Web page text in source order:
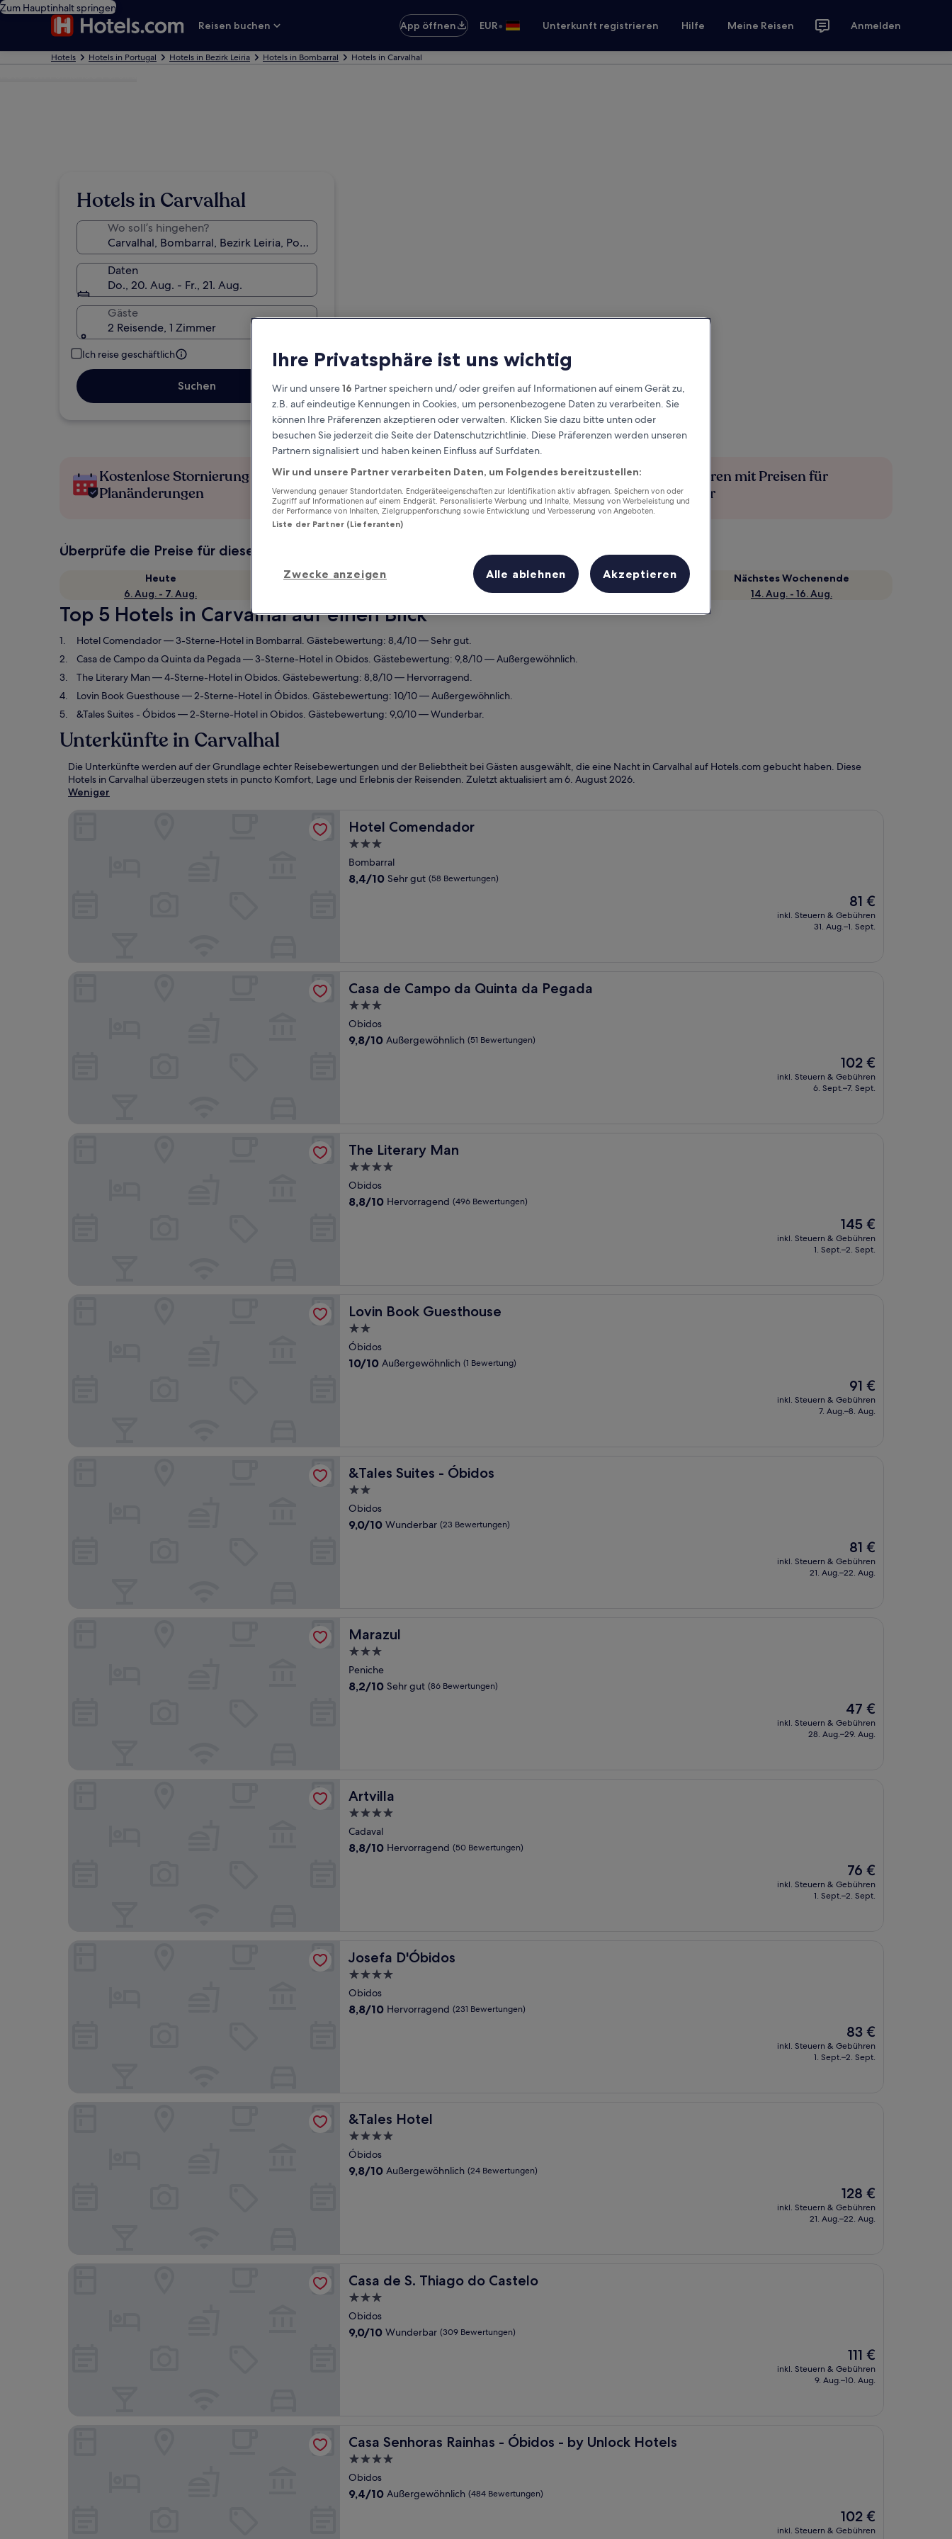
Zum Hauptinhalt springen
Reisen buchen
App öffnen EUR• Unterkunft registrieren Hilfe Meine Reisen Anmelden
Hotels Hotels in Portugal Hotels in Bezirk Leiria Hotels in Bombarral Hotels in Carvalhal
Hotels in Carvalhal
Wo soll’s hingehen?
Daten
Do., 20. Aug. - Fr., 21. Aug.
Gäste
2 Reisende, 1 Zimmer
Ich reise geschäftlich
Suchen
Kostenlose Stornierung bei
Planänderungen
Verdiene Prämien für jede
wahrgenommene Übernachtung
Mehr sparen mit Preisen für
Mitglieder
Überprüfe die Preise für diese Daten
Heute
6. Aug. - 7. Aug.
Morgen
Dieses Wochenende
7. Aug. - 9. Aug.
Nächstes Wochenende
14. Aug. - 16. Aug.
Top 5 Hotels in Carvalhal auf einen Blick
Hotel Comendador— 3-Sterne-Hotel in Bombarral. Gästebewertung: 8,4/10 — Sehr gut.
Casa de Campo da Quinta da Pegada— 3-Sterne-Hotel in Obidos. Gästebewertung: 9,8/10 — Außergewöhnlich.
The Literary Man— 4-Sterne-Hotel in Obidos. Gästebewertung: 8,8/10 — Hervorragend.
Lovin Book Guesthouse— 2-Sterne-Hotel in Óbidos. Gästebewertung: 10/10 — Außergewöhnlich.
&Tales Suites - Óbidos— 2-Sterne-Hotel in Obidos. Gästebewertung: 9,0/10 — Wunderbar.
Unterkünfte in Carvalhal
Die Unterkünfte werden auf der Grundlage echter Reisebewertungen und der Beliebtheit bei Gästen ausgewählt, die eine Nacht in Carvalhal auf Hotels.com gebucht haben. Diese
Hotels in Carvalhal überzeugen stets in puncto Komfort, Lage und Erlebnis der Reisenden. Zuletzt aktualisiert am6. August 2026.
Weniger
Hotel Comendador
Hotel Comendador
3.0-
Sterne-
Unterkunft
Bombarral
8.4
8,4/10 Sehr gut (58 Bewertungen)
Der
Preis
beträgt
81 €
inkl. Steuern & Gebühren
31. Aug.–1. Sept.
Casa de Campo da Quinta da Pegada
Casa de Campo da Quinta da Pegada
3.0-
Sterne-
Unterkunft
Obidos
9.8
9,8/10 Außergewöhnlich (51 Bewertungen)
Der
Preis
beträgt
102 €
inkl. Steuern & Gebühren
6. Sept.–7. Sept.
The Literary Man
The Literary Man
4.0-
Sterne-
Unterkunft
Obidos
8.8
8,8/10 Hervorragend (496 Bewertungen)
Der
Preis
beträgt
145 €
inkl. Steuern & Gebühren
1. Sept.–2. Sept.
Lovin Book Guesthouse
Lovin Book Guesthouse
2.0-
Sterne-
Unterkunft
Óbidos
10.0
10/10 Außergewöhnlich (1 Bewertung)
Der
Preis
beträgt
91 €
inkl. Steuern & Gebühren
7. Aug.–8. Aug.
&Tales Suites - Óbidos
&Tales Suites - Óbidos
2.0-
Sterne-
Unterkunft
Obidos
9.0
9,0/10 Wunderbar (23 Bewertungen)
Der
Preis
beträgt
81 €
inkl. Steuern & Gebühren
21. Aug.–22. Aug.
Marazul
Marazul
3.0-
Sterne-
Unterkunft
Peniche
8.2
8,2/10 Sehr gut (86 Bewertungen)
Der
Preis
beträgt
47 €
inkl. Steuern & Gebühren
28. Aug.–29. Aug.
Artvilla
Artvilla
4.0-
Sterne-
Unterkunft
Cadaval
8.8
8,8/10 Hervorragend (50 Bewertungen)
Der
Preis
beträgt
76 €
inkl. Steuern & Gebühren
1. Sept.–2. Sept.
Josefa D'Óbidos
Josefa D'Óbidos
4.0-
Sterne-
Unterkunft
Obidos
8.8
8,8/10 Hervorragend (231 Bewertungen)
Der
Preis
beträgt
83 €
inkl. Steuern & Gebühren
1. Sept.–2. Sept.
&Tales Hotel
&Tales Hotel
4.0-
Sterne-
Unterkunft
Óbidos
9.8
9,8/10 Außergewöhnlich (24 Bewertungen)
Der
Preis
beträgt
128 €
inkl. Steuern & Gebühren
21. Aug.–22. Aug.
Casa de S. Thiago do Castelo
Casa de S. Thiago do Castelo
3.0-
Sterne-
Unterkunft
Obidos
9.0
9,0/10 Wunderbar (309 Bewertungen)
Der
Preis
beträgt
111 €
inkl. Steuern & Gebühren
9. Aug.–10. Aug.
Casa Senhoras Rainhas - Óbidos - by Unlock Hotels
Casa Senhoras Rainhas - Óbidos - by Unlock Hotels
4.0-
Sterne-
Unterkunft
Obidos
9.4
9,4/10 Außergewöhnlich (484 Bewertungen)
Der
Preis
102 €
inkl. Steuern & Gebühren
Casa Senhoras Rainhas - Óbidos - by Unlock Hotels
Ihre Privatsphäre ist uns wichtig
Wir und unsere16 Partner speichern und/ oder greifen auf Informationen auf einem Gerät zu,
z.B. auf eindeutige Kennungen in Cookies, um personenbezogene Daten zu verarbeiten. Sie
können Ihre Präferenzen akzeptieren oder verwalten. Klicken Sie dazu bitte unten oder
besuchen Sie jederzeit die Seite der Datenschutzrichtlinie. Diese Präferenzen werden unseren
Partnern signalisiert und haben keinen Einfluss auf Surfdaten.
Wir und unsere Partner verarbeiten Daten, um Folgendes bereitzustellen:
Verwendung genauer Standortdaten. Endgeräteeigenschaften zur Identifikation aktiv abfragen. Speichern von oder
Zugriff auf Informationen auf einem Endgerät. Personalisierte Werbung und Inhalte, Messung von Werbeleistung und
der Performance von Inhalten, Zielgruppenforschung sowie Entwicklung und Verbesserung von Angeboten.
Liste der Partner (Lieferanten)
Zwecke anzeigen Alle ablehnen Akzeptieren